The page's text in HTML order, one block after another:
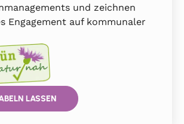
und zeichnen
Engagement auf kommunaler
LASSEN